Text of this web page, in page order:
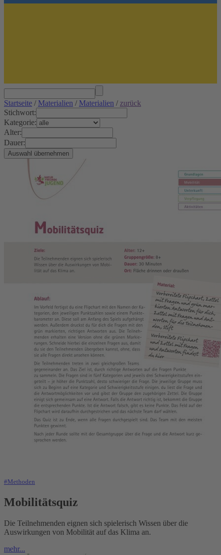
Startseite / Materialien / Materialien / zurück
Stichwort:
Kategorie:
Alter:
Dauer:
#Methoden
Mobilitätsquiz
Die Teilnehmenden eignen sich spielerisch Wissen über die
Auswirkungen von Mobilität auf das Klima an.
mehr...